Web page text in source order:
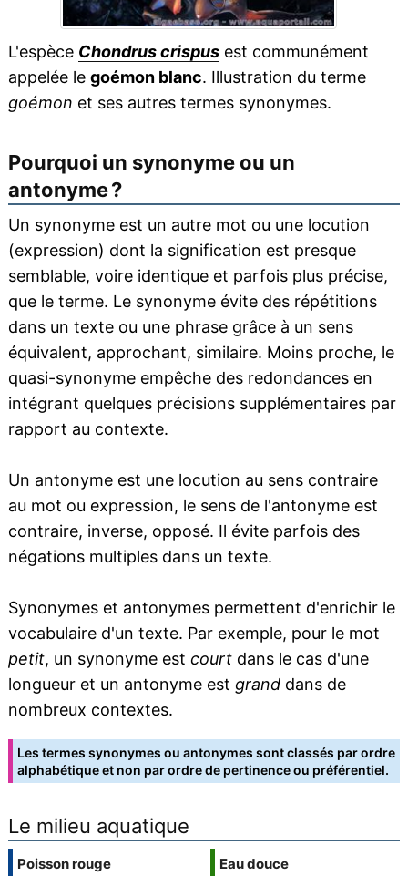
L'espèce Chondrus crispusest communément
appelée le goémon blanc. Illustration du terme
goémon et ses autres termes synonymes.
Pourquoi un synonyme ou un
antonyme ?
Un synonyme est un autre mot ou une locution
(expression) dont la signification est presque
semblable, voire identique et parfois plus précise,
que le terme. Le synonyme évite des répétitions
dans un texte ou une phrase grâce à un sens
équivalent, approchant, similaire. Moins proche, le
quasi-synonyme empêche des redondances en
intégrant quelques précisions supplémentaires par
rapport au contexte.
Un antonyme est une locution au sens contraire
au mot ou expression, le sens de l'antonyme est
contraire, inverse, opposé. Il évite parfois des
négations multiples dans un texte.
Synonymes et antonymes permettent d'enrichir le
vocabulaire d'un texte. Par exemple, pour le mot
petit, un synonyme est courtdans le cas d'une
longueur et un antonyme est granddans de
nombreux contextes.
Les termes synonymes ou antonymes sont classés par ordre
alphabétique et non par ordre de pertinence ou préférentiel.
Le milieu aquatique
Poisson rouge
Eau douce